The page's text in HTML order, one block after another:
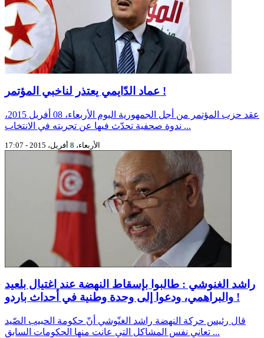
عماد الدّايمي يعتذر لناخبي المؤتمر !
عقد حزب المؤتمر من أجل الجمهورية اليوم الأربعاء، 08 أفريل 2015،
ندوة صحفية تحدّث فيها عن تجربته في الانتخاب ...
الأربعاء، 8 أفريل، 2015 - 17:07
راشد الغنوشي : طالبوا بإسقاط النهضة عند اغتيال بلعيد
والبراهمي، ودعوا إلى وحدة وطنية في أحداث باردو !
قال رئيس حركة النهضة راشد الغنّوشي أنّ حكومة الحبيب الصّيد
تعاني نفس المشاكل التي عانت منها الحكومات السابق ...